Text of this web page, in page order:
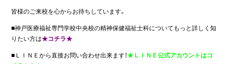
皆様のご来校を心からお待ちしています。
■神戸医療福祉専門学校中央校の精神保健福祉士科についてもっと詳しく知
りたい方は★コチラ★
■ＬＩＮＥから直接お問い合わせ出来ます！★ＬＩＮＥ公式アカウントはコ